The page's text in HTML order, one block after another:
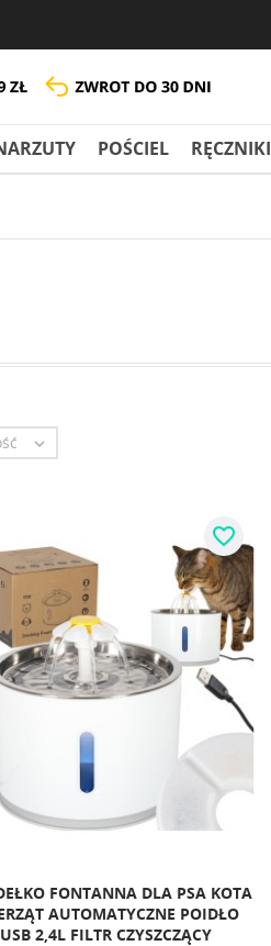
POŚCIEL RĘCZNIKI

FONTANNA DLA PSA KOTA
AUTOMATYCZNE POIDŁO
2,4L FILTR CZYSZCZĄCY
favorite_border